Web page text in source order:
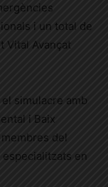
i un total de
Vital Avançat
simulacre amb
i Baix
del
especialitzats en